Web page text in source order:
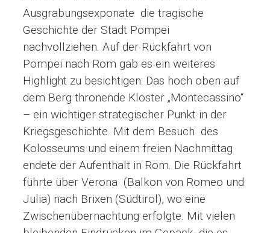
Ausgrabungsexponate die tragische
Geschichte der Stadt Pompei
nachvollziehen. Auf der Rückfahrt von
Pompei nach Rom gab es ein weiteres
Highlight zu besichtigen: Das hoch oben auf
dem Berg thronende Kloster „Montecassino“
– ein wichtiger strategischer Punkt in der
Kriegsgeschichte. Mit dem Besuch des
Kolosseums und einem freien Nachmittag
endete der Aufenthalt in Rom. Die Rückfahrt
führte über Verona (Balkon von Romeo und
Julia) nach Brixen (Südtirol), wo eine
Zwischenübernachtung erfolgte. Mit vielen